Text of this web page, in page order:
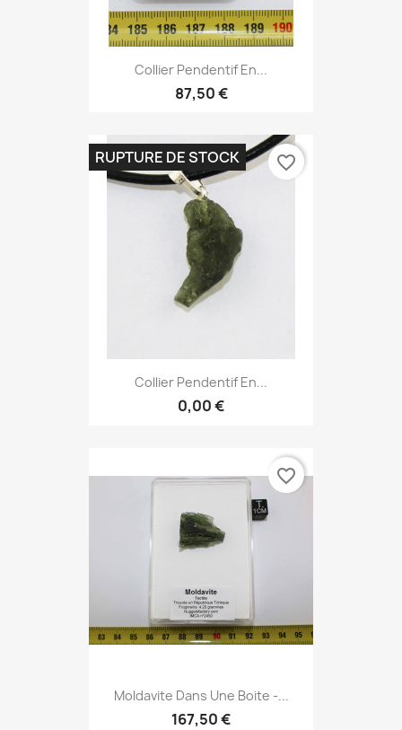
Collier Pendentif En...
87,50 €
Collier Pendentif En...
0,00 €
RUPTURE DE STOCK favorite_border
Moldavite Dans Une Boite -...
167,50 €
favorite_border